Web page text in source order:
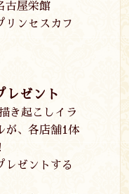
古屋栄館
リンセスカフ
レゼント
き起こしイラ
が、各店舗1体
レゼントする